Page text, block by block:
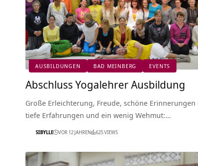
AUSBILDUNGEN BAD MEINBERG EVENTS
Abschluss Yogalehrer Ausbildung
Große Erleichterung, Freude, schöne Erinnerungen
tiefe Erfahrungen und ein wenig Wehmut:…
SIBYLLE VOR 12 JAHREN 625 VIEWS